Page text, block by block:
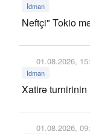
İdman
Neftçi" Tokio
01.08.2026,
İdman
Xatirə
01.08.2026,